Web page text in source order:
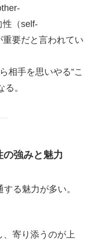
性（self-
要だと言われてい
相手を思いやる”こ
。
強みと魅力
る魅力が多い。
寄り添うのが上